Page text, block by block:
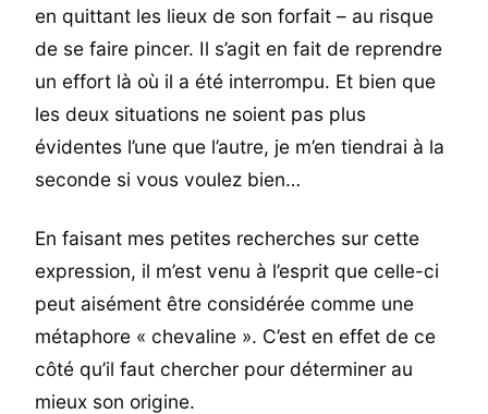
en quittant les lieux de son forfait – au risque
de se faire pincer. Il s’agit en fait de reprendre
un effort là où il a été interrompu. Et bien que
les deux situations ne soient pas plus
évidentes l’une que l’autre, je m’en tiendrai à la
seconde si vous voulez bien…
En faisant mes petites recherches sur cette
expression, il m’est venu à l’esprit que celle-ci
peut aisément être considérée comme une
métaphore « chevaline ». C’est en effet de ce
côté qu’il faut chercher pour déterminer au
mieux son origine.